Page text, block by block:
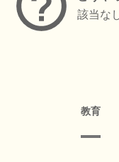
該当な
教育